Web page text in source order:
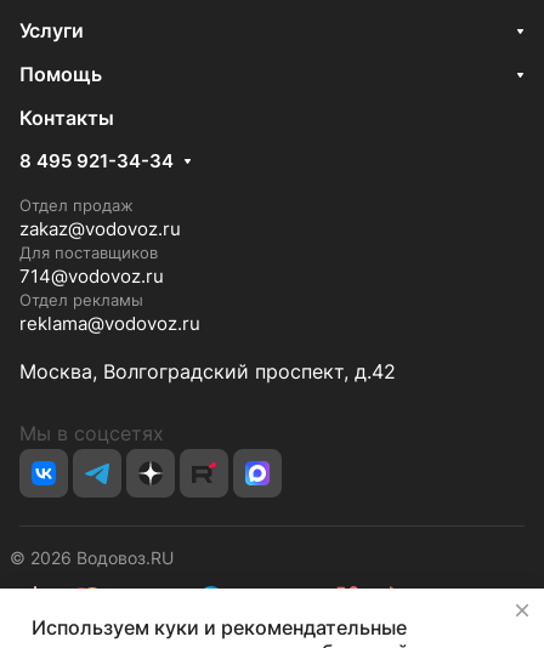
Услуги
Помощь
Контакты
8 495 921-34-34
Отдел продаж
zakaz@vodovoz.ru
Для поставщиков
714@vodovoz.ru
Отдел рекламы
reklama@vodovoz.ru
Москва, Волгоградский проспект, д.42
Мы в соцсетях
© 2026 Водовоз.RU
КонфиденциальностьОферта
Используем куки и рекомендательные